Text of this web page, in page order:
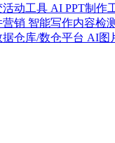
活动工具 AI PPT制作
营销 智能写作内容检测
据仓库/数仓平台 AI图